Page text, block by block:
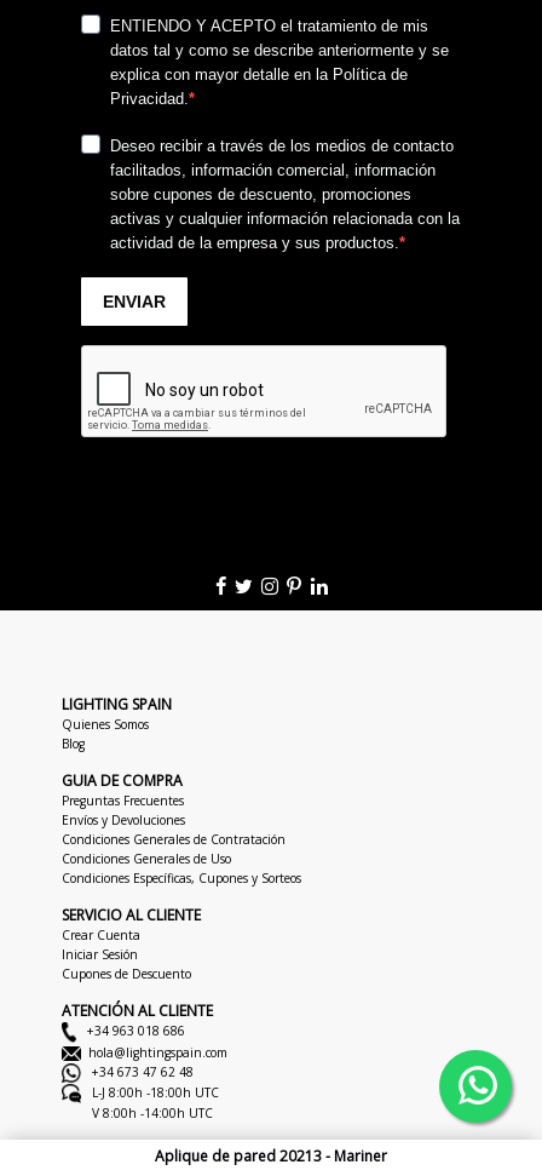
Aplique de pared 20213 - Mariner
LIGHTING SPAIN
Quienes Somos
Blog
GUIA DE COMPRA
Preguntas Frecuentes
Envíos y Devoluciones
Condiciones Generales de Contratación
Condiciones Generales de Uso
Condiciones Específicas, Cupones y Sorteos
SERVICIO AL CLIENTE
Crear Cuenta
Iniciar Sesión
Cupones de Descuento
ATENCIÓN AL CLIENTE
+34 963 018 686
hola@lightingspain.com
+34 673 47 62 48
L-J 8:00h -18:00h UTC
V 8:00h -14:00h UTC
Copyright © 2026LightingSpain